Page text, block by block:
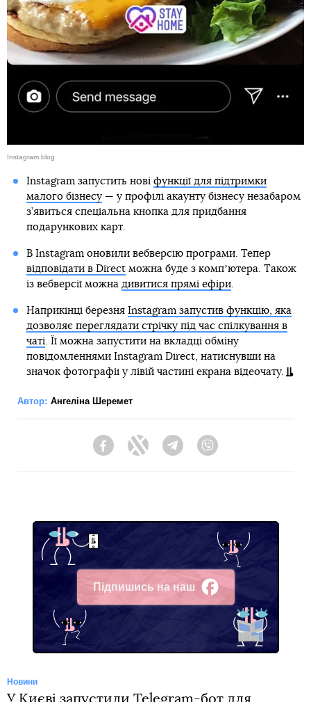
Instagram blog
Instagram запустить нові функції для підтримки
малого бізнесу— у профілі акаунту бізнесу незабаром
з’явиться спеціальна кнопка для придбання
подарункових карт.
В Instagram оновили вебверсію програми. Тепер
відповідати в Directможна буде з компʼютера. Також
із вебверсії можна дивитися прямі ефіри.
Наприкінці березня Instagram запустив функцію, яка
дозволяє переглядати стрічку під час спілкування в
чаті. Її можна запустити на вкладці обміну
повідомленнями Instagram Direct, натиснувши на
значок фотографії у лівій частині екрана відеочату.
Автор: Ангеліна Шеремет
FacebookTwitter Telegram
Підпишись на наш
Facebook
Новини